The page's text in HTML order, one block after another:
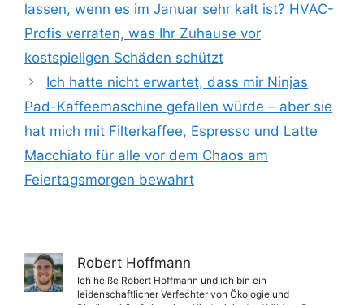
lassen, wenn es im Januar sehr kalt ist? HVAC-
Profis verraten, was Ihr Zuhause vor
kostspieligen Schäden schützt
Ich hatte nicht erwartet, dass mir Ninjas
Pad-Kaffeemaschine gefallen würde – aber sie
hat mich mit Filterkaffee, Espresso und Latte
Macchiato für alle vor dem Chaos am
Feiertagsmorgen bewahrt
Robert Hoffmann
Ich heiße Robert Hoffmann und ich bin ein
leidenschaftlicher Verfechter von Ökologie und